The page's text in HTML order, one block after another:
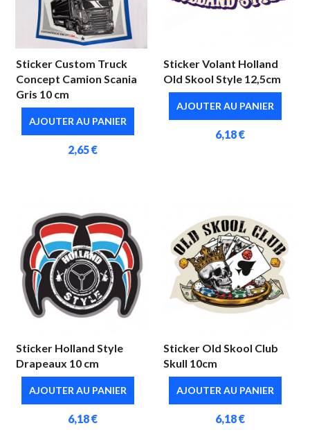
Sticker Custom Truck
Concept Camion Scania
Gris 10 cm
AJOUTER AU PANIER
2,65 €
Sticker Volant Holland
Old Skool Style 12,5cm
AJOUTER AU PANIER
6,18 €
Sticker Holland Style
Drapeaux 10 cm
AJOUTER AU PANIER
6,18 €
Sticker Old Skool Club
Skull 10cm
AJOUTER AU PANIER
6,18 €